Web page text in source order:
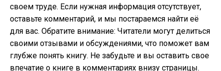
своем труде. Если нужная информация отсутствует,
оставьте комментарий, и мы постараемся найти её
для вас. Обратите внимание: Читатели могут делиться
своими отзывами и обсуждениями, что поможет вам
глубже понять книгу. Не забудьте и вы оставить свое
впечатие о книге в комментариях внизу страницы.